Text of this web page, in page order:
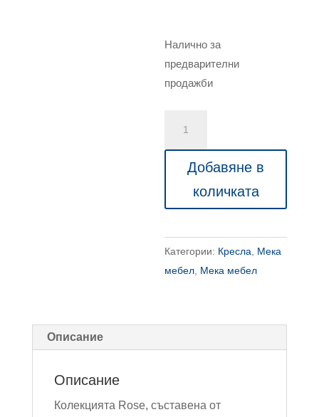
Налично за
предварителни
продажби
Rose
Добавяне в
количката
Категории: Кресла
Мека
мебел Мека мебел
Описание
Описание
Колекцията Rose, съставена от